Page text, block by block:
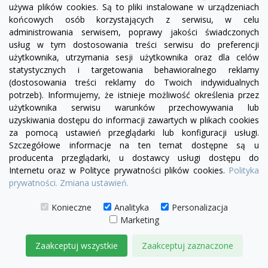
visibility
zielonyczerwonyczekoladowy
miętowy
błękitny
turkusowy
Fotel Chesterfield Classic skóra Dubai
4 690,00 zł
używa plików cookies. Są to pliki instalowane w urządzeniach
końcowych osób korzystających z serwisu, w celu
administrowania serwisem, poprawy jakości świadczonych
usług w tym dostosowania treści serwisu do preferencji
użytkownika, utrzymania sesji użytkownika oraz dla celów
statystycznych i targetowania behawioralnego reklamy
(dostosowania treści reklamy do Twoich indywidualnych
potrzeb). Informujemy, że istnieje możliwość określenia przez
użytkownika serwisu warunków przechowywania lub
uzyskiwania dostępu do informacji zawartych w plikach cookies
za pomocą ustawień przeglądarki lub konfiguracji usługi.
Szczegółowe informacje na ten temat dostępne są u
producenta przeglądarki, u dostawcy usługi dostępu do
Internetu oraz w Polityce prywatności plików cookies. Polityka
prywatności. Zmiana ustawień.
Konieczne Analityka
Personalizacja
Marketing
Zaakceptuj wszystkie Zaakceptuj zaznaczone